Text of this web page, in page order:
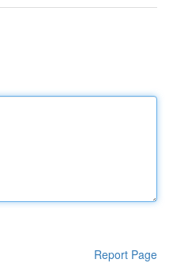
Report Page